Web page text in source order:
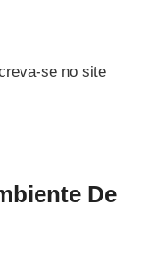
se no site
De